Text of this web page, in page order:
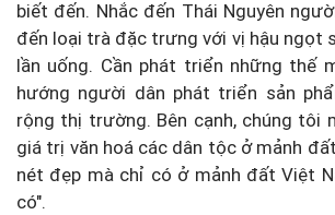
biết đến. Nhắc đến Thái Nguyên
đến loại trà đặc trưng với vị hậu ngọt
lần uống. Cần phát triển những thế
hướng người dân phát triển sản
rộng thị trường. Bên cạnh, chúng tôi
giá trị văn hoá các dân tộc ở mảnh
nét đẹp mà chỉ có ở mảnh đất Việt
có".